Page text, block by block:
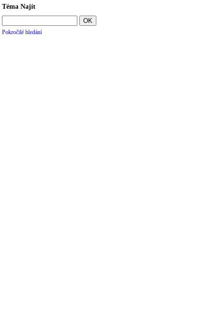
Téma Najít
Pokročilé hledání